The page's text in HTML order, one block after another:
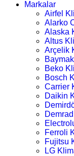
Markalar
Airfel
Alarko
Alaska
Altus
Arçelik
Beko
Bosch
Carrier
Daikin
Ferroli
Fujitsu
LG